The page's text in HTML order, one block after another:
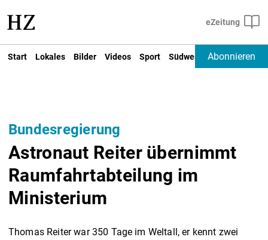
Start Lokales Bilder Videos Sport Südwest Deutschland
Abonnieren
Bundesregierung
Astronaut Reiter übernimmt
Raumfahrtabteilung im
Ministerium
Thomas Reiter war 350 Tage im Weltall, er kennt zwei